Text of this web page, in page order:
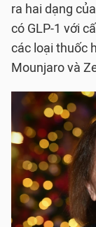
ra hai dạng
có GLP-1 với
các loại thuốc
Mounjaro và